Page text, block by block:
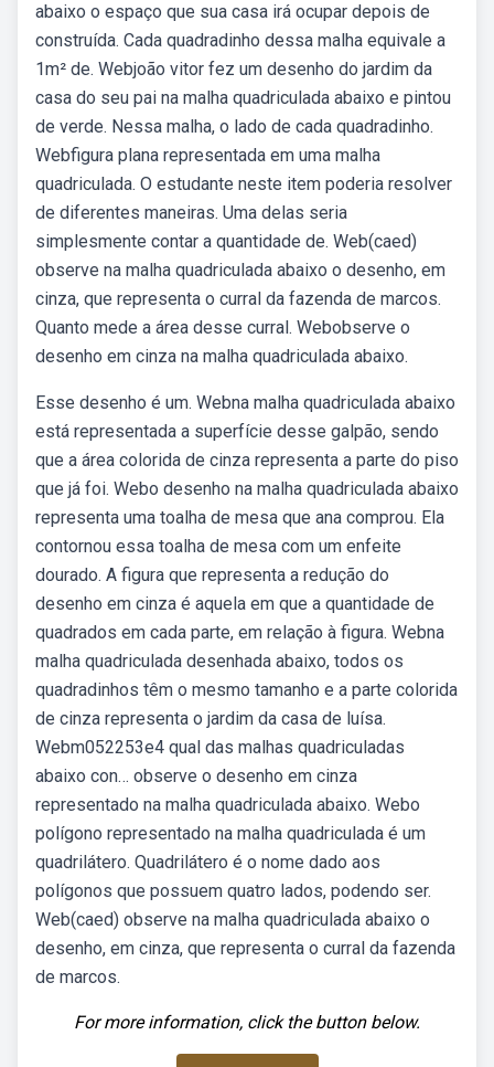
abaixo o espaço que sua casa irá ocupar depois de
construída. Cada quadradinho dessa malha equivale a
1m² de. Webjoão vitor fez um desenho do jardim da
casa do seu pai na malha quadriculada abaixo e pintou
de verde. Nessa malha, o lado de cada quadradinho.
Webfigura plana representada em uma malha
quadriculada. O estudante neste item poderia resolver
de diferentes maneiras. Uma delas seria
simplesmente contar a quantidade de. Web(caed)
observe na malha quadriculada abaixo o desenho, em
cinza, que representa o curral da fazenda de marcos.
Quanto mede a área desse curral. Webobserve o
desenho em cinza na malha quadriculada abaixo.
Esse desenho é um. Webna malha quadriculada abaixo
está representada a superfície desse galpão, sendo
que a área colorida de cinza representa a parte do piso
que já foi. Webo desenho na malha quadriculada abaixo
representa uma toalha de mesa que ana comprou. Ela
contornou essa toalha de mesa com um enfeite
dourado. A figura que representa a redução do
desenho em cinza é aquela em que a quantidade de
quadrados em cada parte, em relação à figura. Webna
malha quadriculada desenhada abaixo, todos os
quadradinhos têm o mesmo tamanho e a parte colorida
de cinza representa o jardim da casa de luísa.
Webm052253e4 qual das malhas quadriculadas
abaixo con… observe o desenho em cinza
representado na malha quadriculada abaixo. Webo
polígono representado na malha quadriculada é um
quadrilátero. Quadrilátero é o nome dado aos
polígonos que possuem quatro lados, podendo ser.
Web(caed) observe na malha quadriculada abaixo o
desenho, em cinza, que representa o curral da fazenda
de marcos.
For more information, click the button below.